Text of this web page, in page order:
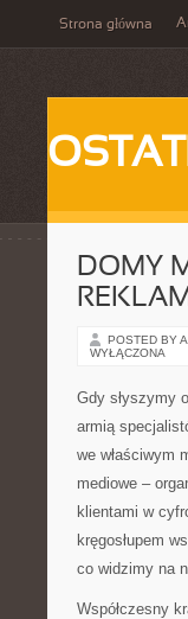
Strona główna
DOMY
POSTED BY
WYŁĄCZONA
Gdy słyszymy
armią
we właściwym
mediowe –
klientami w
kręgosłupem
co widzimy na
Współczesny